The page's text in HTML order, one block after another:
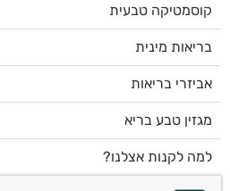
קוסמטיקה טבעית
בריאות מינית
אביזרי בריאות
מגזין טבע בריא
למה לקנות אצלנו?